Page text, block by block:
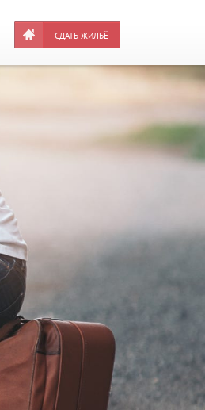
СДАТЬ ЖИЛЬЁ